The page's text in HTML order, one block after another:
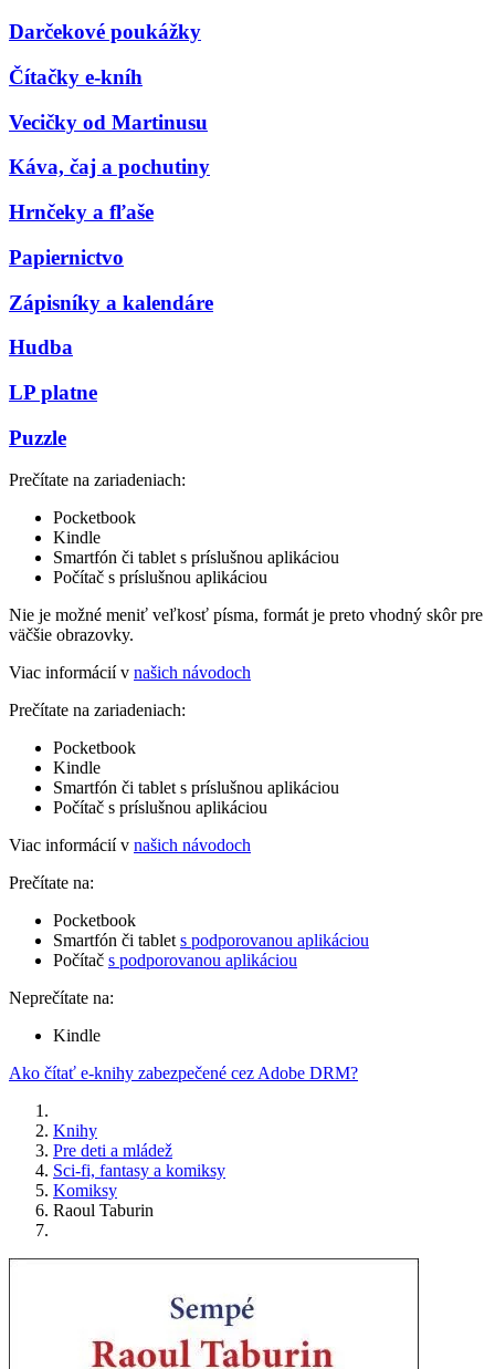
Darčekové poukážky
Čítačky e-kníh
Vecičky od Martinusu
Káva, čaj a pochutiny
Hrnčeky a fľaše
Papiernictvo
Zápisníky a kalendáre
Hudba
LP platne
Puzzle
Prečítate na zariadeniach:
Pocketbook
Kindle
Smartfón či tablet s príslušnou aplikáciou
Počítač s príslušnou aplikáciou
Nie je možné meniť veľkosť písma, formát je preto vhodný skôr pre
väčšie obrazovky.
Viac informácií v našich návodoch
Prečítate na zariadeniach:
Pocketbook
Kindle
Smartfón či tablet s príslušnou aplikáciou
Počítač s príslušnou aplikáciou
Viac informácií v našich návodoch
Prečítate na:
Pocketbook
Smartfón či tablet s podporovanou aplikáciou
Počítač s podporovanou aplikáciou
Neprečítate na:
Kindle
Ako čítať e-knihy zabezpečené cez Adobe DRM?
Knihy
Pre deti a mládež
Sci-fi, fantasy a komiksy
Komiksy
Raoul Taburin